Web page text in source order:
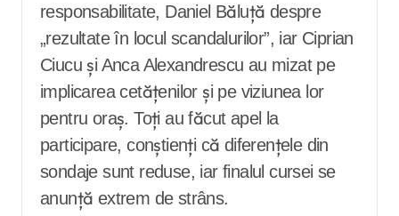
responsabilitate, Daniel Băluță despre
„rezultate în locul scandalurilor”, iar Ciprian
Ciucu și Anca Alexandrescu au mizat pe
implicarea cetățenilor și pe viziunea lor
pentru oraș. Toți au făcut apel la
participare, conștienți că diferențele din
sondaje sunt reduse, iar finalul cursei se
anunță extrem de strâns.